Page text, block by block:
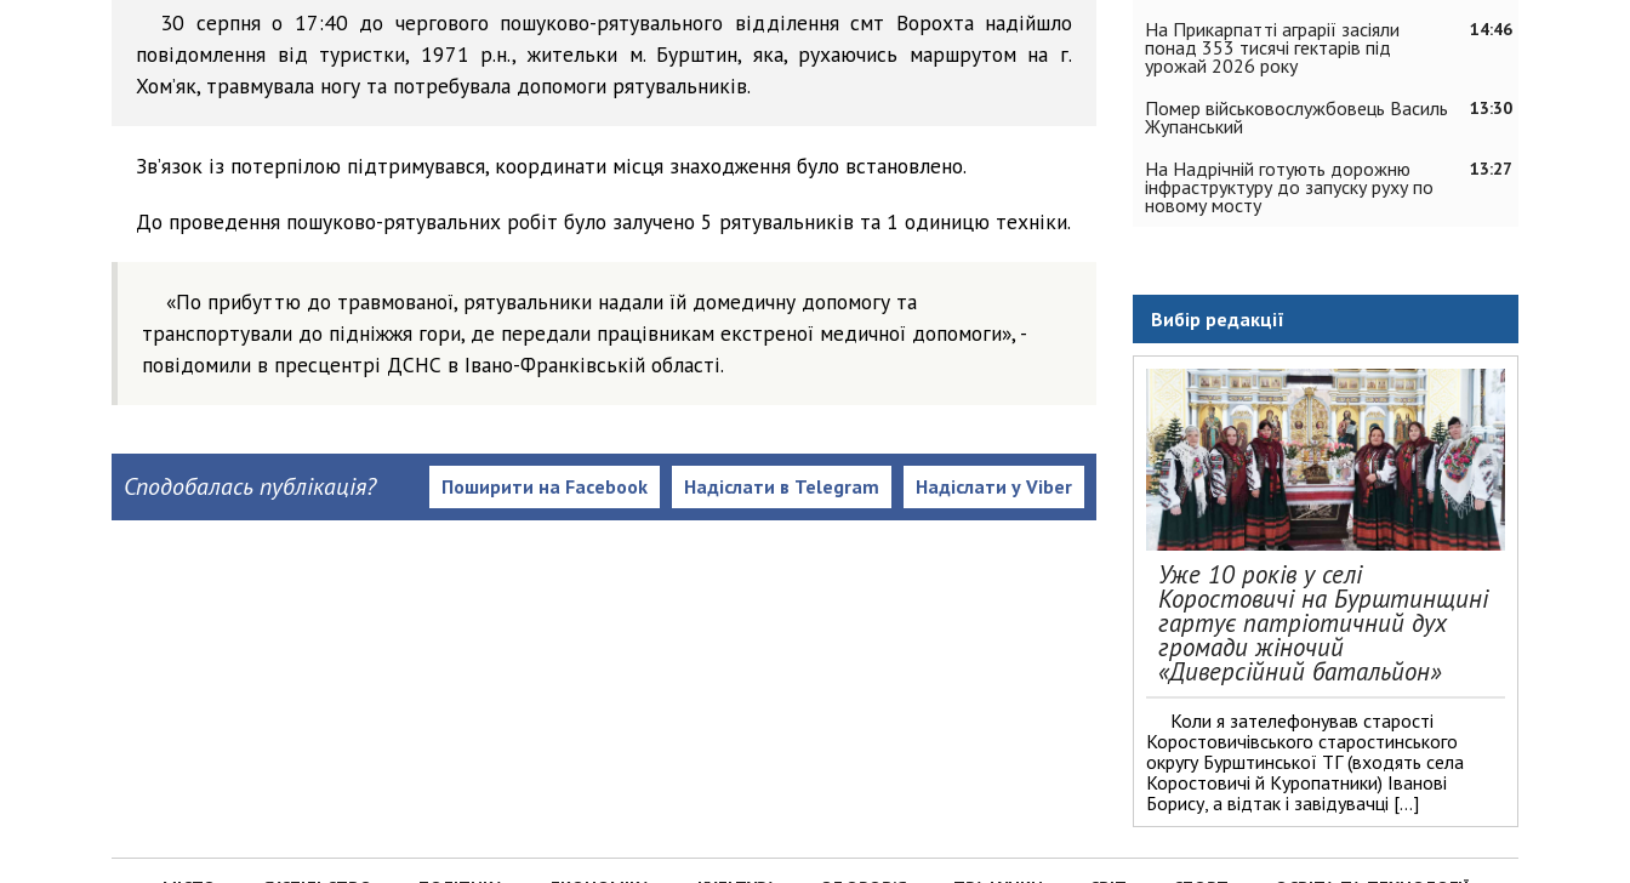
30 серпня о 17:40 до чергового пошуково-рятувального відділення смт Ворохта надійшло
повідомлення від туристки, 1971 р.н., жительки м. Бурштин, яка, рухаючись маршрутом на г.
Хом’як, травмувала ногу та потребувала допомоги рятувальників.
Зв’язок із потерпілою підтримувався, координати місця знаходження було встановлено.
До проведення пошуково-рятувальних робіт було залучено 5 рятувальників та 1 одиницю техніки.
«По прибуттю до травмованої, рятувальники надали їй домедичну допомогу та
транспортували до підніжжя гори, де передали працівникам екстреної медичної допомоги», -
повідомили в пресцентрі ДСНС в Івано-Франківській області.
Сподобалась публікація? Надіслати у Viber
Надіслати в Telegram
Поширити на Facebook
14:46
На Прикарпатті аграрії засіяли
понад 353 тисячі гектарів під
урожай 2026 року
13:30
Помер військовослужбовець Василь
Жупанський
13:27
На Надрічній готують дорожню
інфраструктуру до запуску руху по
новому мосту
Вибір редакції
Уже 10 років у селі
Коростовичі на Бурштинщині
гартує патріотичний дух
громади жіночий
«Диверсійний батальйон»
Коли я зателефонував старості
Коростовичівського старостинського
округу Бурштинської ТГ (входять села
Коростовичі й Куропатники) Іванові
Борису, а відтак і завідувачці […]